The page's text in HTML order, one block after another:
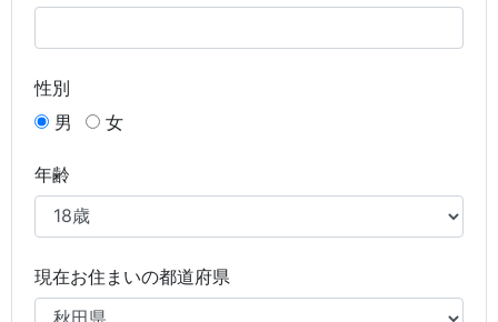
性別
男
女
年齢
現在お住まいの都道府県